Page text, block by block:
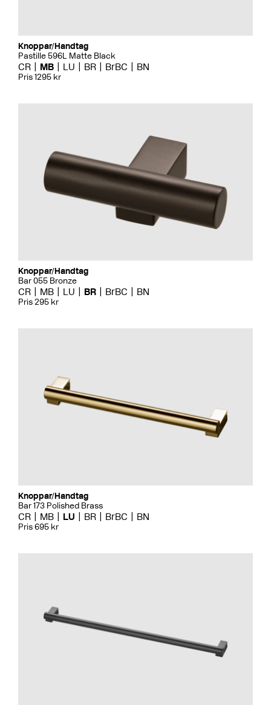
Knoppar/Handtag
Pastille 596L Matte Black
CR MB LU BR BrBC BN
Pris 1295 kr
Knoppar/Handtag
Bar 055 Bronze
CR MB LU BR BrBC BN
Pris 295 kr
Knoppar/Handtag
Bar 173 Polished Brass
CR MB LU BR BrBC BN
Pris 695 kr